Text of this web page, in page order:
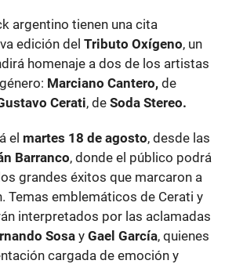
argentino tienen una cita
edición del Tributo Oxígeno, un
homenaje a dos de los artistas
Marciano Cantero, de
Cerati, de Soda Stereo.
el martes 18 de agosto, desde las
Barranco, donde el público podrá
grandes éxitos que marcaron a
Temas emblemáticos de Cerati y
interpretados por las aclamadas
Sosa y Gael García, quienes
cargada de emoción y